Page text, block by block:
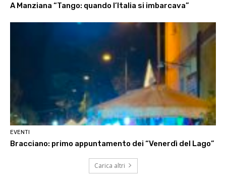
A Manziana “Tango: quando l’Italia si imbarcava”
EVENTI
Bracciano: primo appuntamento dei “Venerdì del Lago”
Carica altri